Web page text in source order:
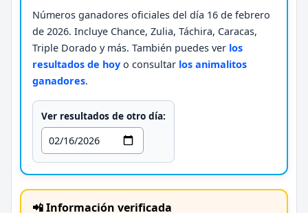
Números ganadores oficiales del día 16 de febrero
de 2026. Incluye Chance, Zulia, Táchira, Caracas,
Triple Dorado y más. También puedes ver los
resultados de hoy o consultar los animalitos
ganadores.
Ver resultados de otro día:
📲 Información verificada